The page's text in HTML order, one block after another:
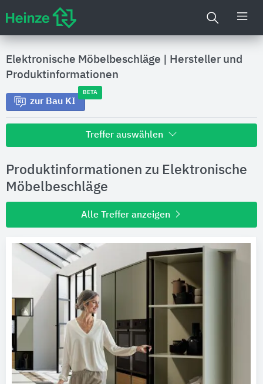
Elektronische Möbelbeschläge
Hersteller und
Produktinformationen
zur Bau KI
BETA
Treffer auswählen
Hersteller
Produktinformationen
Produktdaten
Ausschreibungstexte
CAD-Details
Architekturobjekte
Produktinformationen zu Elektronische
Möbelbeschläge
Alle Treffer anzeigen